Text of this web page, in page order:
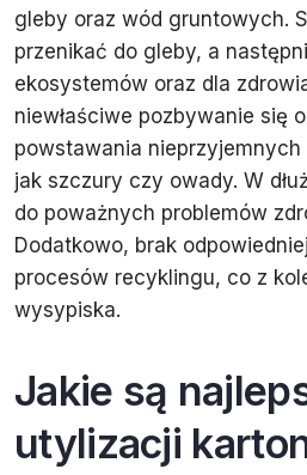
gleby oraz wód gruntowych.
przenikać do gleby, a
ekosystemów oraz dla
niewłaściwe pozbywanie się
powstawania
jak szczury czy owady. W
do poważnych problemów
Dodatkowo, brak
procesów recyklingu, co z
wysypiska.
Jakie są
utylizacji